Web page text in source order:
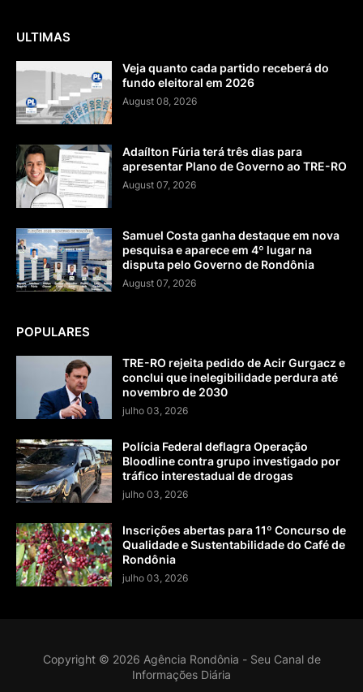
ULTIMAS
Veja quanto cada partido receberá do
fundo eleitoral em 2026
August 08, 2026
Adaílton Fúria terá três dias para
apresentar Plano de Governo ao TRE-RO
August 07, 2026
Samuel Costa ganha destaque em nova
pesquisa e aparece em 4º lugar na
disputa pelo Governo de Rondônia
August 07, 2026
POPULARES
TRE-RO rejeita pedido de Acir Gurgacz e
conclui que inelegibilidade perdura até
novembro de 2030
julho 03, 2026
Polícia Federal deflagra Operação
Bloodline contra grupo investigado por
tráfico interestadual de drogas
julho 03, 2026
Inscrições abertas para 11º Concurso de
Qualidade e Sustentabilidade do Café de
Rondônia
julho 03, 2026
Copyright © 2026 Agência Rondônia - Seu Canal de
Informações Diária